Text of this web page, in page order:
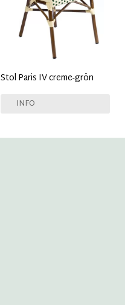
Stol Paris IV creme-grön
INFO